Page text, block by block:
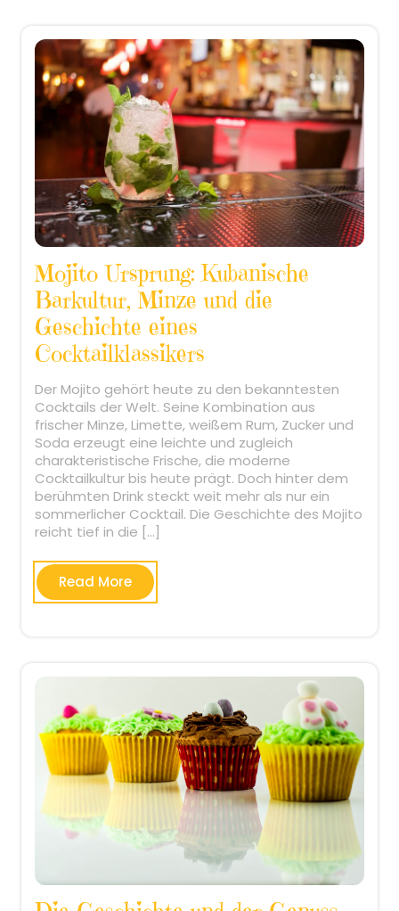
Mojito Ursprung: Kubanische
Barkultur, Minze und die
Geschichte eines
Cocktailklassikers
Der Mojito gehört heute zu den bekanntesten
Cocktails der Welt. Seine Kombination aus
frischer Minze, Limette, weißem Rum, Zucker und
Soda erzeugt eine leichte und zugleich
charakteristische Frische, die moderne
Cocktailkultur bis heute prägt. Doch hinter dem
berühmten Drink steckt weit mehr als nur ein
sommerlicher Cocktail. Die Geschichte des Mojito
reicht tief in die […]
Read More